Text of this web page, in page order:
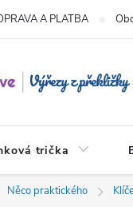
A PLATBA
trička
Něco praktického